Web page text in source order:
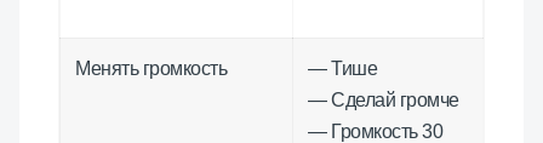
Менять громкость
— Тише
— Сделай громче
— Громкость 30